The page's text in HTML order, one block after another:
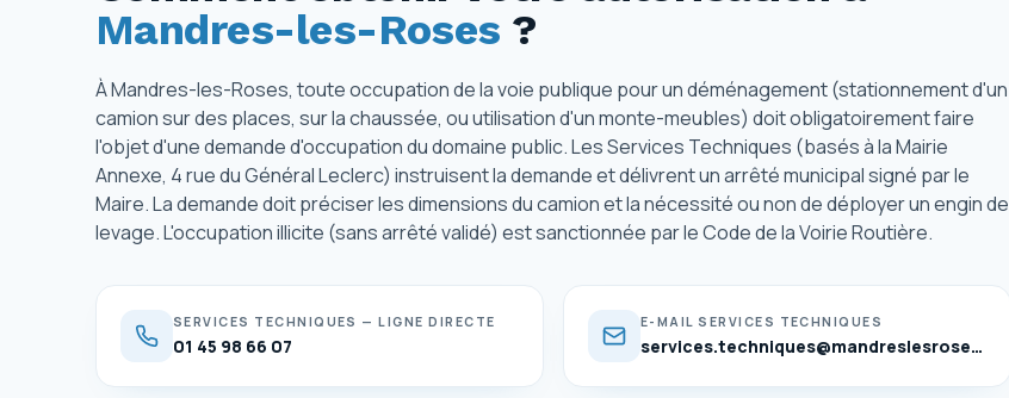
Mandres-les-Roses ?
À Mandres-les-Roses, toute occupation de la voie publique pour un déménagement (stationnement d'un
camion sur des places, sur la chaussée, ou utilisation d'un monte-meubles) doit obligatoirement faire
l'objet d'une demande d'occupation du domaine public. Les Services Techniques (basés à la Mairie
Annexe, 4 rue du Général Leclerc) instruisent la demande et délivrent un arrêté municipal signé par le
Maire. La demande doit préciser les dimensions du camion et la nécessité ou non de déployer un engin de
levage. L'occupation illicite (sans arrêté validé) est sanctionnée par le Code de la Voirie Routière.
SERVICES TECHNIQUES — LIGNE DIRECTE
01 45 98 66 07
E-MAIL SERVICES TECHNIQUES
services.techniques@mandreslesroses.fr